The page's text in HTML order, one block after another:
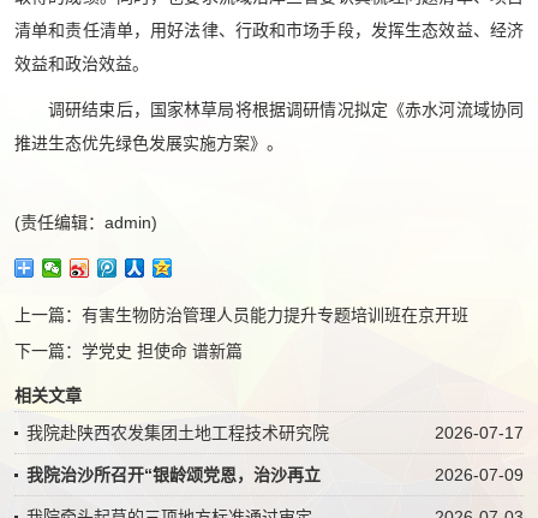
清单和责任清单，用好法律、行政和市场手段，发挥生态效益、经济
效益和政治效益。
调研结束后，国家林草局将根据调研情况拟定《赤水河流域协同
推进生态优先绿色发展实施方案》。
(责任编辑：admin)
上一篇： 有害生物防治管理人员能力提升专题培训班在京开班
下一篇： 学党史 担使命 谱新篇
相关文章
2026-07-17
我院赴陕西农发集团土地工程技术研究院
2026-07-09
我院治沙所召开“银龄颂党恩，治沙再立